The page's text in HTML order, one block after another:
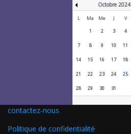
Octobre 2024
L Ma Me J V
1
2 3 4
7 8 9 10 11
14 15 16 17 18
21 22 23 24 25
28 29 30 31
contactez-nous
Politique de confidentialité